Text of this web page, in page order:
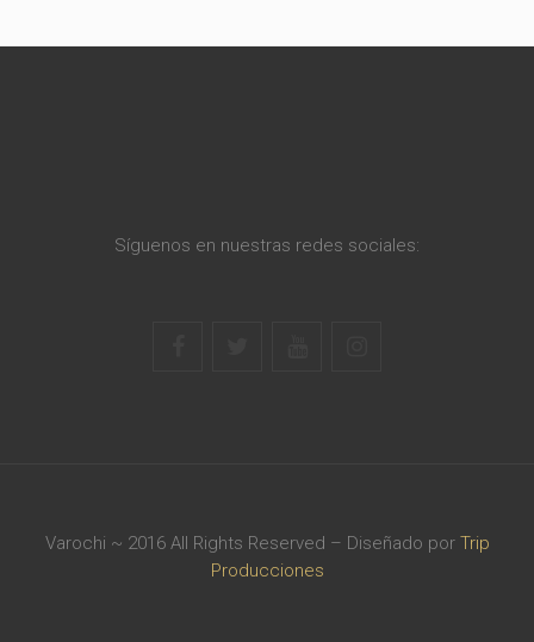
Síguenos en nuestras redes sociales:
Varochi ~ 2016 All Rights Reserved – Diseñado por Trip
Producciones